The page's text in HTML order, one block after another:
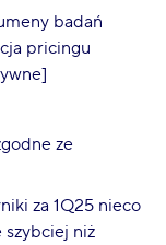
badań
pricingu
ze
za 1Q25 nieco
szybciej niż